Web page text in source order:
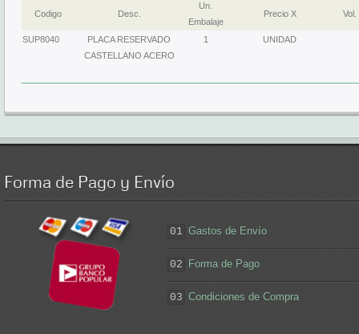
Codigo Desc.
Un.
Embalaje
Precio X Vol.
SUP8040
PLACA RESERVADO
CASTELLANO ACERO
1 UNIDAD
Forma de Pago y Envío
01 Gastos de Envío
02 Forma de Pago
03 Condiciones de Compra